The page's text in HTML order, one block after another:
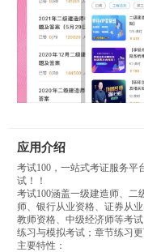
应用介绍
考试100，一站式考证服务
试！！
考试100涵盖一级建造师、二
师、银行从业资格、证券从
教师资格、中级经济师等考
练习与模拟考试；章节练习
主要特性：